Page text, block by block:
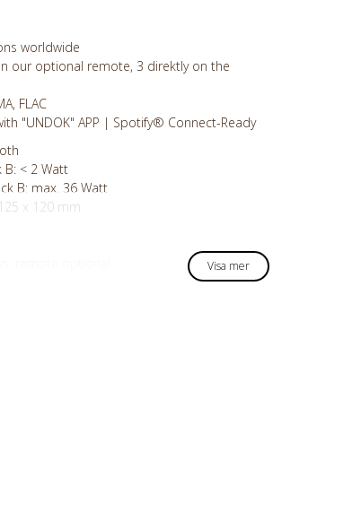
worldwide
our optional remote, 3 direktly on the
FLAC
"UNDOK" APP | Spotify® Connect-Ready
B: < 2 Watt
B: max. 36 Watt
x 120 mm
Visa mer